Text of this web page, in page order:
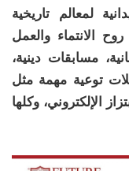
لمعالم تاريخية
الانتماء والعمل
مسابقات دينية،
توعية مهمة مثل
الإلكتروني، وكلها